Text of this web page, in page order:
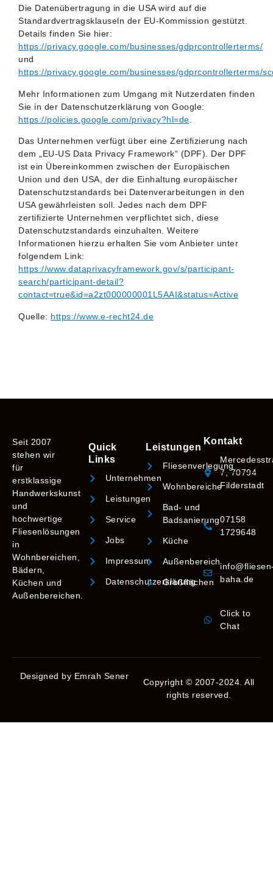
Die Datenübertragung in die USA wird auf die
Standardvertragsklauseln der EU-Kommission gestützt.
Details finden Sie hier:
https://privacy.google.com/businesses/gdprcontrollerterms/
und
https://privacy.google.com/businesses/gdprcontrollerterms/
Mehr Informationen zum Umgang mit Nutzerdaten finden
Sie in der Datenschutzerklärung von Google:
https://policies.google.com/privacy?hl=de
Das Unternehmen verfügt über eine Zertifizierung nach
dem „EU-US Data Privacy Framework“ (DPF). Der DPF
ist ein Übereinkommen zwischen der Europäischen
Union und den USA, der die Einhaltung europäischer
Datenschutzstandards bei Datenverarbeitungen in den
USA gewährleisten soll. Jedes nach dem DPF
zertifizierte Unternehmen verpflichtet sich, diese
Datenschutzstandards einzuhalten. Weitere
Informationen hierzu erhalten Sie vom Anbieter unter
folgendem Link:
https://www.dataprivacyframework.gov/s/participant-
search/participant-detail?
contact=true&id=a2zt000000001L5AAI&status=Active
Quelle: https://www.e-recht24.de
Seit 2007
stehen wir
für
erstklassige
Handwerkskunst
und
hochwertige
Fliesenlösungen
in
Wohnbereichen,
Bädern,
Küchen und
Außenbereichen.
Quick
Links
Unternehmen
Leistungen
Service
Jobs
Impressum
Datenschutzerklärung
Leistungen
Fliesenverlegung
Wohnbereiche
Bad- und
Badsanierung
Küche
Außenbereich
Großflächen
Kontakt
7, 70794
Filderstadt
07158
1729648
baha.de
Click to
Chat
Designed by Emrah Sener
Copyright © 2007-2024. All
rights reserved.